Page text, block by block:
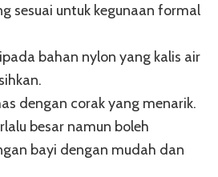
sesuai untuk kegunaan formal
bahan nylon yang kalis air
dengan corak yang menarik.
besar namun boleh
bayi dengan mudah dan